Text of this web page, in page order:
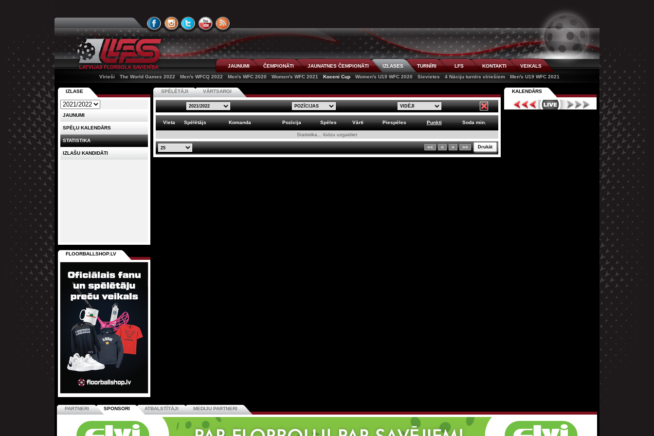
JAUNUMI ČEMPIONĀTI JAUNATNES ČEMPIONĀTI IZLASES TURNĪRI LFS KONTAKTI
VEIKALS
Vīrieši
The World Games 2022 Men's WFCQ 2022 Men's WFC 2020 Women's WFC 2021 Koceni Cup Women's U19 WFC 2020 Sievietes 4 Nāciju turnīrs vīriešiem Men's U19 WFC 2021
SPĒLĒTĀJI VĀRTSARGI
Vieta Spēlētājs Komanda Pozīcija Spēles Vārti Piespēles Punkti Soda min.
Statistika... lūdzu uzgaidiet
Drukāt
<< < > >>
IZLASE
JAUNUMI
SPĒĻU KALENDĀRS
STATISTIKA
IZLAŠU KANDIDĀTI
FLOORBALLSHOP.LV
KALENDĀRS
PARTNERI SPONSORI ATBALSTĪTĀJI MEDIJU PARTNERI